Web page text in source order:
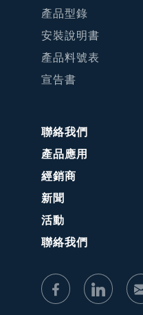
產品型錄
安裝說明書
產品料號表
宣告書
聯絡我們
產品應用
經銷商
新聞
活動
聯絡我們